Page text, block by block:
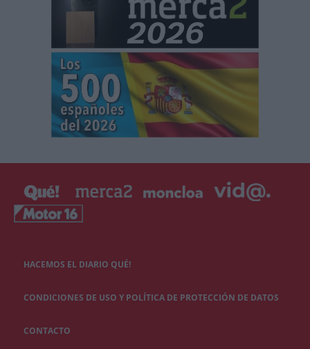
HACEMOS EL DIARIO QUÉ!
CONDICIONES DE USO Y POLÍTICA DE PROTECCIÓN DE DATOS
CONTACTO